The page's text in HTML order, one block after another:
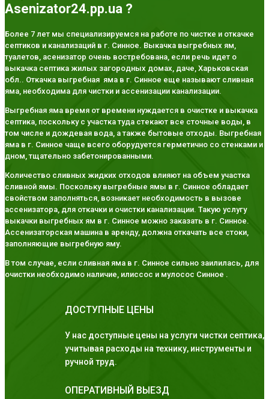
Asenizator24.pp.ua ?
Более 7 лет мы специализируемся на работе по чистке и откачке
септиков и канализаций в г. Синное. Выкачка выгребных ям,
туалетов, асенизатор очень востребована, если речь идет о
выкачка септика жилых загородных домах, даче, Харьковская
обл.. Откачка выгребная яма в г. Синное еще называют сливная
яма, необходима для чистки и ассенизации канализации.
Выгребная яма время от времени нуждается в очистке и выкачка
септика, поскольку с участка туда стекают все сточные воды, в
том числе и дождевая вода, а также бытовые отходы. Выгребная
яма в г. Синное чаще всего оборудуется герметично со стенками и
дном, тщательно забетонированными.
Количество сливных жидких отходов влияют на объем участка
сливной ямы. Поскольку выгребные ямы в г. Синное обладает
свойством заполняться, возникает необходимость в вызове
ассенизатора, для откачки и очистки канализации. Такую услугу
выкачки выгребных ям в г. Синное можно заказать в г. Синное.
Ассенизаторская машина в аренду, должна откачать все стоки,
заполняющие выгребную яму.
В том случае, если сливная яма в г. Синное сильно заилилась, для
очистки необходимо наличие, илиссос и мулосос Синное .
ДОСТУПНЫЕ ЦЕНЫ
У нас доступные цены на услуги чистки септика,
учитывая расходы на технику, инструменты и
ручной труд.
ОПЕРАТИВНЫЙ ВЫЕЗД